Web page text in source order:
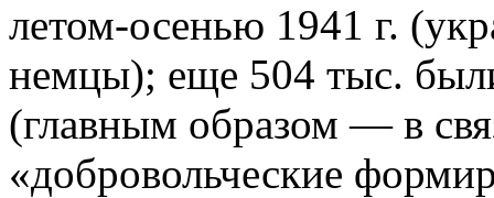
летом-осенью 1941 г.
немцы); еще 504 тыс.
(главным образом — в
«добровольческие